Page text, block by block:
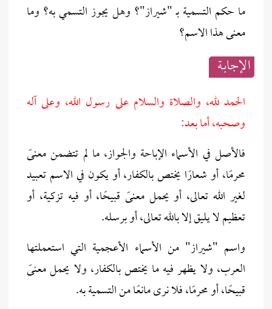
ما حكم التسمية بـ "شيراز"؟ وهل يجوز التسمي به؟ وما
معنى هذا الاسم؟
الإجابــة
الحمد لله، والصلاة والسلام على رسول الله، وعلى آله
وصحبه، أما بعد:
فالأصل في الأسماء الإباحة والجواز، ما لم تتضمن معنىً
محرمًا، أو شعارًا يختص بالكفار، أو يكون في الاسم تعبيد
لغير الله تعالى، أو يحمل معنىً قبيحًا، أو فيه تزكية، أو
تعظيم لا يليق إلا بالله تعالى، أو برسله.
واسم "شيراز" من الأسماء الأعجمية التي استعملتها
العرب، ولا يظهر فيه ما يختص بالكفار، ولا يحمل معنىً
قبيحًا، أو محرمًا، فلا نرى مانعًا من التسمية به.